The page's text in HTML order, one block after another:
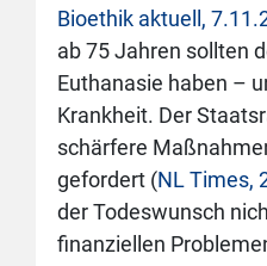
Bioethik aktuell,
ab 75 Jahren sollten
Euthanasie haben –
Krankheit. Der
schärfere
gefordert (NL Times,
der Todeswunsch
finanziellen